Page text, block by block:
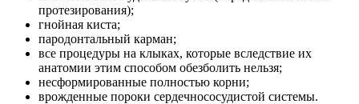
протезирования);
гнойная киста;
пародонтальный карман;
все процедуры на клыках, которые вследствие их
анатомии этим способом обезболить нельзя;
несформированные полностью корни;
врожденные пороки сердечнососудистой системы.